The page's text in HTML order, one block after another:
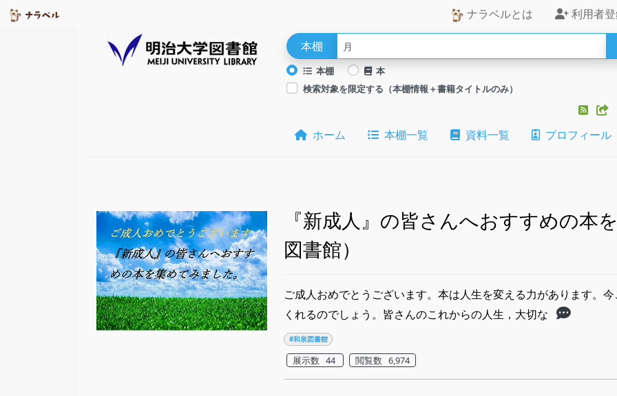
ナラベルとは 利用者
本棚
本棚
本
検索対象を限定する（本棚情報＋書籍タイトルのみ）
ホーム 本棚一覧 資料一覧 プロフィール
『新成人』の皆さんへおすすめの本
図書館）
ご成人おめでとうございます。​本は人生を変える力があります。
くれるのでしょう。皆さんのこれからの人生，大切な
#和泉図書館
展示数 44 閲覧数 6,974